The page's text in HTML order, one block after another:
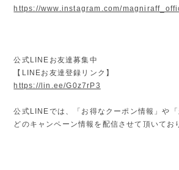
https://www.instagram.com/
公式LINEお友達募集中
【LINEお友達登録リンク】
https://lin.ee/G0z7rP3
公式LINEでは、「お得なクーポン情報」や
どのキャンペーン情報を配信させて頂いてお